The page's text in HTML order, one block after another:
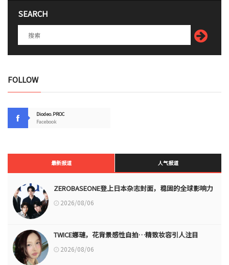
SEARCH
FOLLOW
Diodeo.PROC
Facebook
最新报道 人气报道
ZEROBASEONE登上日本杂志封面，稳固的全球影响力
2026/08/06
TWICE娜璉，花背景感性自拍…精致妆容引人注目
2026/08/06